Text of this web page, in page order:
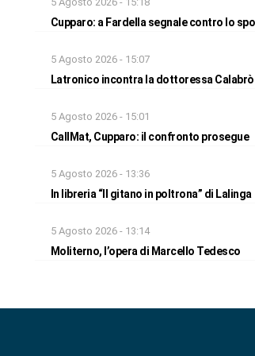
Cupparo: a Fardella segnale contro lo
5 Agosto 2026 - 15:07
Latronico incontra la dottoressa Calabrò
5 Agosto 2026 - 15:01
CallMat, Cupparo: il confronto prosegue
5 Agosto 2026 - 13:36
In libreria “Il gitano in poltrona” di Lalinga
5 Agosto 2026 - 13:14
Moliterno, l’opera di Marcello Tedesco